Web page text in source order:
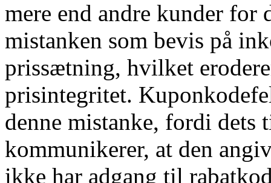
mere end andre kunder for
mistanken som bevis på
prissætning, hvilket
prisintegritet.
denne mistanke, fordi
kommunikerer, at den
ikke har adgang til